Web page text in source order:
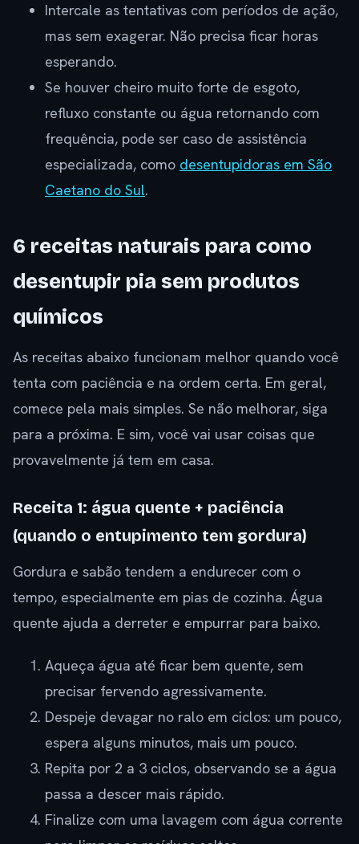
Intercale as tentativas com períodos de ação,
mas sem exagerar. Não precisa ficar horas
esperando.
Se houver cheiro muito forte de esgoto,
refluxo constante ou água retornando com
frequência, pode ser caso de assistência
especializada, como desentupidoras em São
Caetano do Sul.
6 receitas naturais para como
desentupir pia sem produtos
químicos
As receitas abaixo funcionam melhor quando você
tenta com paciência e na ordem certa. Em geral,
comece pela mais simples. Se não melhorar, siga
para a próxima. E sim, você vai usar coisas que
provavelmente já tem em casa.
Receita 1: água quente + paciência
(quando o entupimento tem gordura)
Gordura e sabão tendem a endurecer com o
tempo, especialmente em pias de cozinha. Água
quente ajuda a derreter e empurrar para baixo.
Aqueça água até ficar bem quente, sem
precisar fervendo agressivamente.
Despeje devagar no ralo em ciclos: um pouco,
espera alguns minutos, mais um pouco.
Repita por 2 a 3 ciclos, observando se a água
passa a descer mais rápido.
Finalize com uma lavagem com água corrente